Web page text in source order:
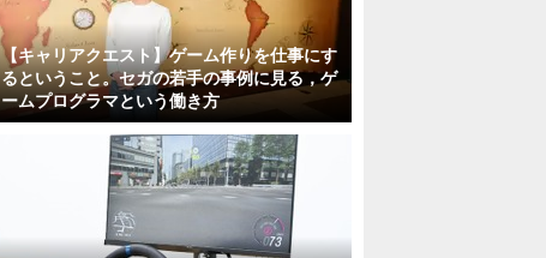
【キャリアクエスト】ゲーム作りを仕事にす
るということ。セガの若手の事例に見る，ゲ
ームプログラマという働き方